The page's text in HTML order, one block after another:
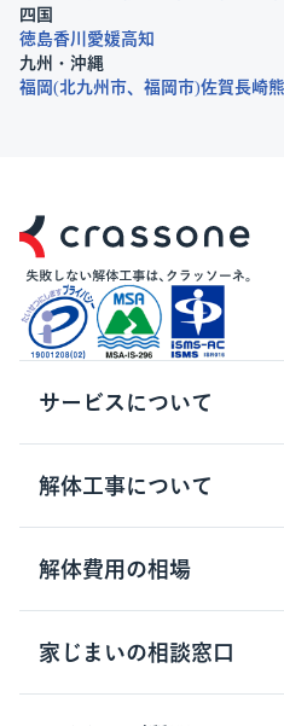
四国
徳島香川 愛媛高知
九州・沖縄
福岡 北九州市 福岡市 佐賀長崎
サービスについて
サービスの流れ
サービスのメリット
クラッソーネの自治体連携
解体工事について
解体工事の基礎知識
解体工事に関わる法律
用語集
解体費用の相場
木造住宅の相場
鉄骨造住宅の相場
家じまいの相談窓口